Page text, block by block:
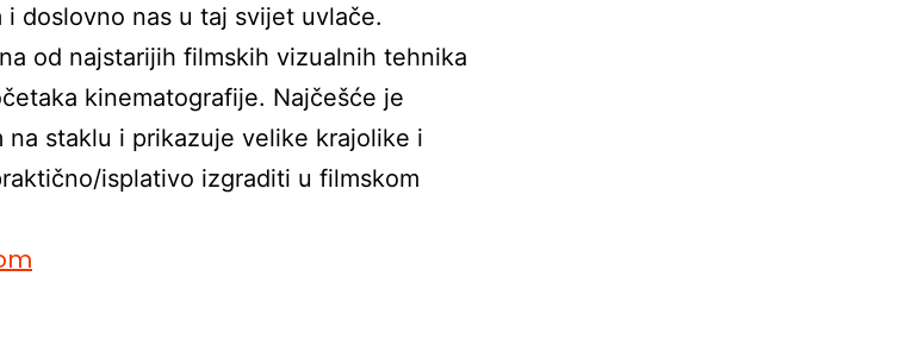
i doslovno nas u taj svijet uvlače.
od najstarijih filmskih vizualnih tehnika
kinematografije. Najčešće je
na staklu i prikazuje velike krajolike i
isplativo izgraditi u filmskom